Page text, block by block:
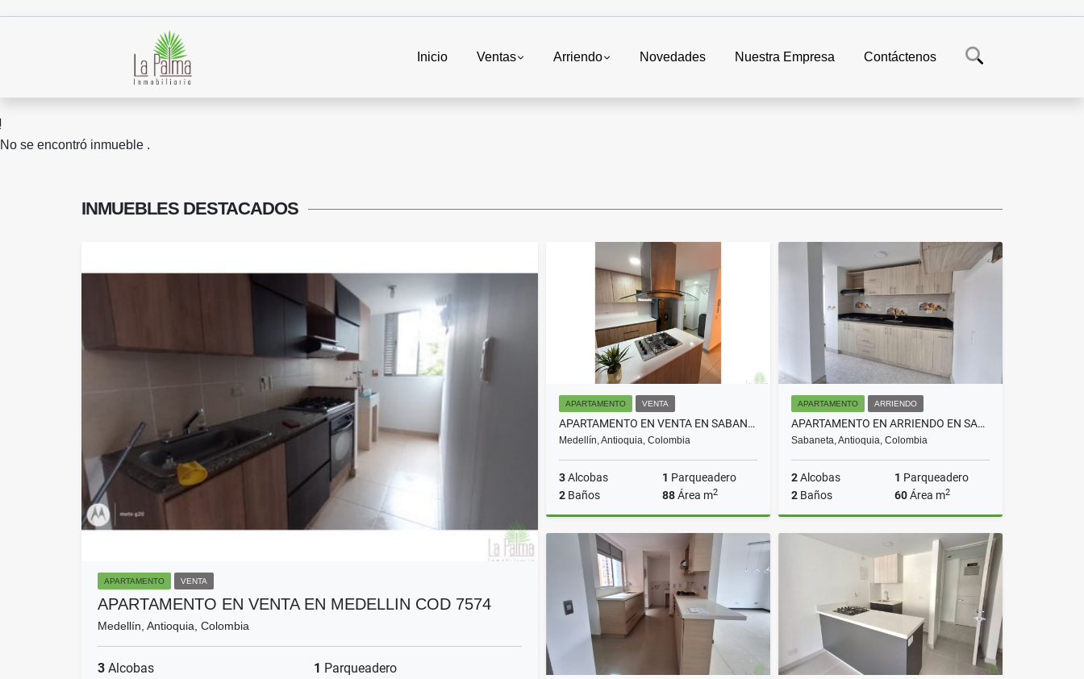
Inicio Ventas Arriendo Novedades Nuestra Empresa Contáctenos
No se encontró inmueble .
INMUEBLES DESTACADOS
APARTAMENTO VENTA
APARTAMENTO EN VENTA EN MEDELLIN COD 7574
Medellín, Antioquia, Colombia
3 Alcobas 1 Parqueadero
APARTAMENTO VENTA
APARTAMENTO EN VENTA EN SABANETA LAS LOMITAS COD 10472
Medellín, Antioquia, Colombia
3Alcobas 1 Parqueadero
2 Baños 88Área m2
Venta
$730.000.000
APARTAMENTO ARRIENDO
APARTAMENTO EN ARRIENDO EN SABANETA COD 10685
Sabaneta, Antioquia, Colombia
2Alcobas 1 Parqueadero
2 Baños 60Área m2
Arriendo
$2.800.000